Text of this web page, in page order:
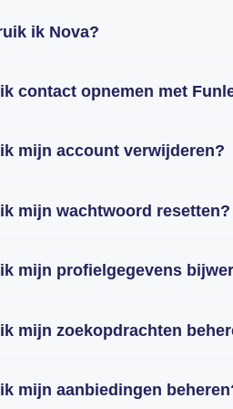
ik Nova?
contact opnemen met
mijn account verwijderen?
mijn wachtwoord resetten?
mijn profielgegevens
mijn zoekopdrachten
mijn aanbiedingen